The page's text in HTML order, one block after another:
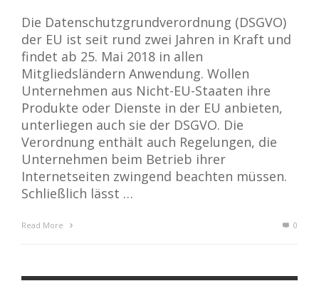
Die Datenschutzgrundverordnung (DSGVO)
der EU ist seit rund zwei Jahren in Kraft und
findet ab 25. Mai 2018 in allen
Mitgliedsländern Anwendung. Wollen
Unternehmen aus Nicht-EU-Staaten ihre
Produkte oder Dienste in der EU anbieten,
unterliegen auch sie der DSGVO. Die
Verordnung enthält auch Regelungen, die
Unternehmen beim Betrieb ihrer
Internetseiten zwingend beachten müssen.
Schließlich lässt …
Read More 0